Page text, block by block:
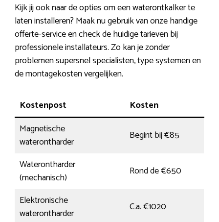
Kijk jij ook naar de opties om een waterontkalker te
laten installeren? Maak nu gebruik van onze handige
offerte-service en check de huidige tarieven bij
professionele installateurs. Zo kan je zonder
problemen supersnel specialisten, type systemen en
de montagekosten vergelijken.
Kostenpost
Kosten
Magnetische
waterontharder
Begint bij €85
Waterontharder
(mechanisch)
Rond de €650
Elektronische
waterontharder
C.a. €1020